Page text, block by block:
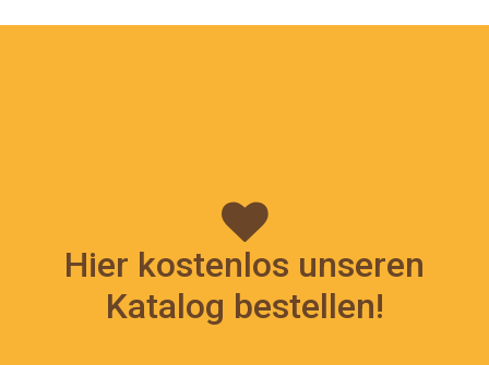
Hier kostenlos unseren
Katalog bestellen!